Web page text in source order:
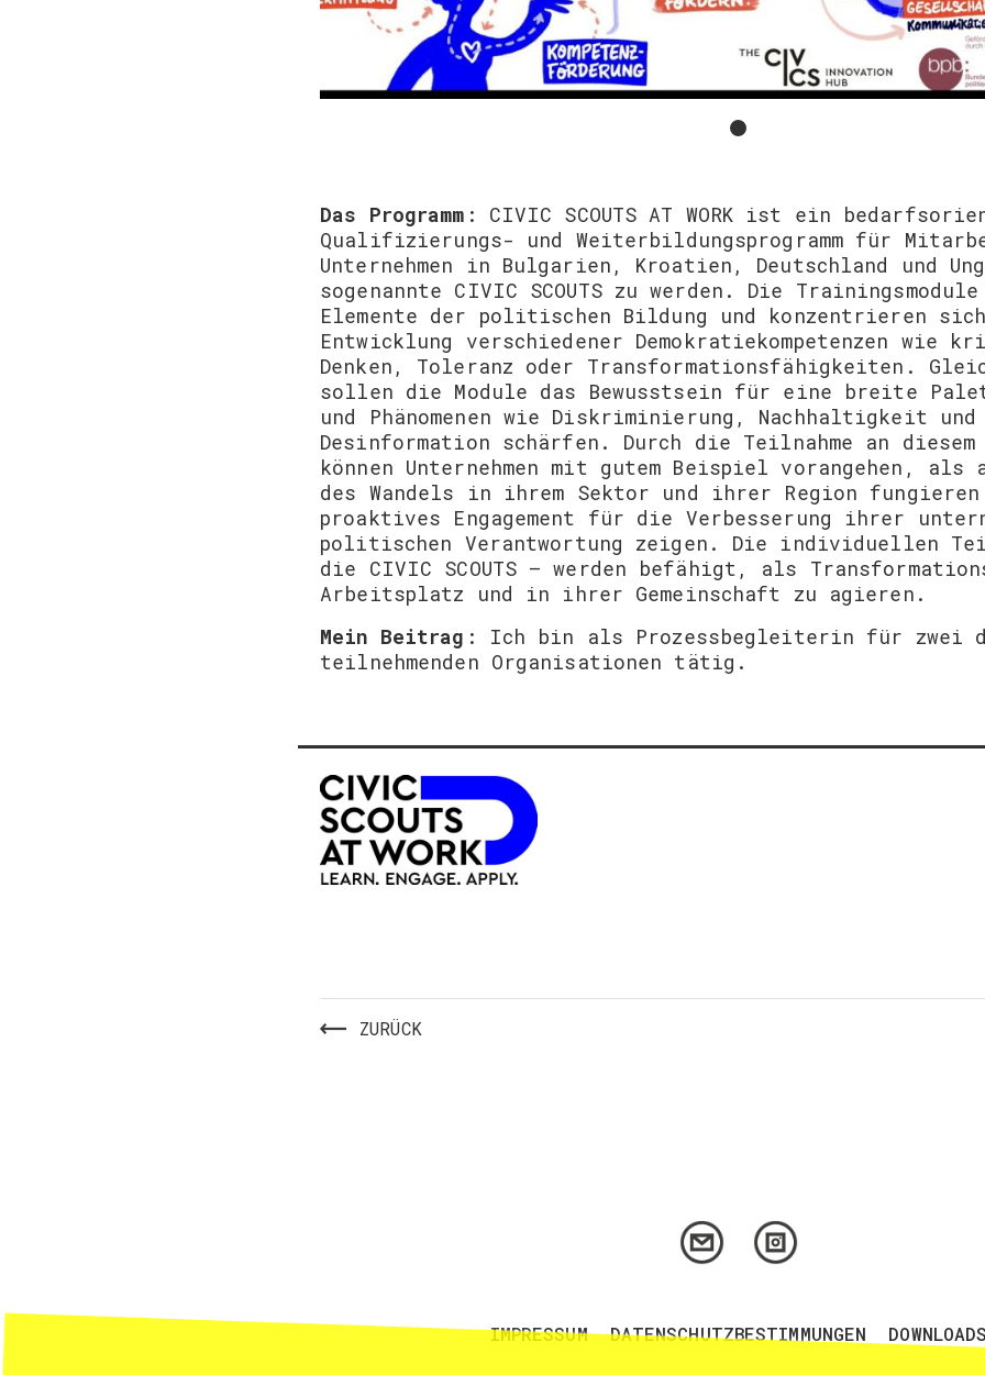
Das Programm : CIVIC SCOUTS AT WORK ist ein
Qualifizierungs- und Weiterbildungsprogramm für
Unternehmen in Bulgarien, Kroatien, Deutschland und
sogenannte CIVIC SCOUTS zu werden. Die
Elemente der politischen Bildung und konzentrieren
Entwicklung verschiedener Demokratiekompetenzen wie
Denken, Toleranz oder Transformationsfähigkeiten.
sollen die Module das Bewusstsein für eine breite
und Phänomenen wie Diskriminierung, Nachhaltigkeit und
Desinformation schärfen. Durch die Teilnahme an diesem
können Unternehmen mit gutem Beispiel vorangehen,
des Wandels in ihrem Sektor und ihrer Region
proaktives Engagement für die Verbesserung ihrer
politischen Verantwortung zeigen. Die individuellen
die CIVIC SCOUTS – werden befähigt, als
Arbeitsplatz und in ihrer Gemeinschaft zu agieren.
Mein Beitrag : Ich bin als Prozessbegleiterin für zwei
teilnehmenden Organisationen tätig.
ZURÜCK
IMPRESSUM DATENSCHUTZBESTIMMUNGEN